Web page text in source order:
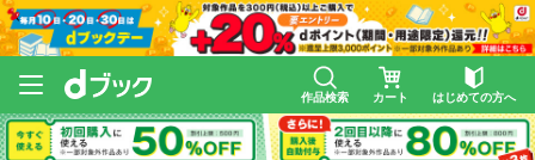
作品検索 カート はじめての方へ